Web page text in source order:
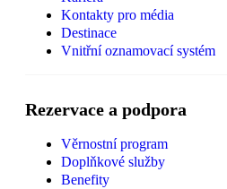
Kontakty pro média
Destinace
Vnitřní oznamovací systém
Rezervace a podpora
Věrnostní program
Doplňkové služby
Benefity